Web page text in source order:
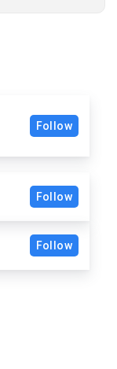
Follow
Follow
Follow